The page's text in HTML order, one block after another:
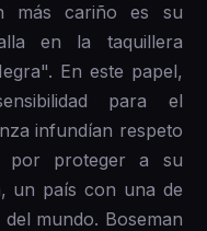
más cariño es su
en la taquillera
En este papel,
para el
infundían respeto
por proteger a su
un país con una de
mundo. Boseman